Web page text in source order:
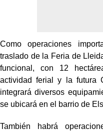
Como operaciones
traslado de la Feria de
funcional, con 12
actividad ferial y la futura
integrará diversos
se ubicará en el barrio de
También habrá